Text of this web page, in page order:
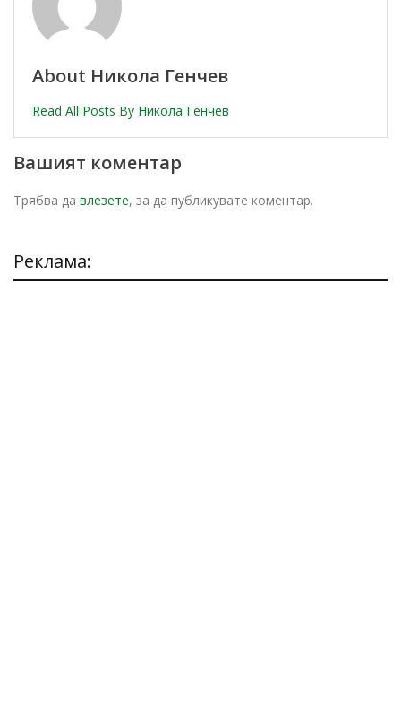
About Никола Генчев
Read All Posts By Никола Генчев
Вашият коментар
Трябва да влезете, за да публикувате коментар.
Реклама: